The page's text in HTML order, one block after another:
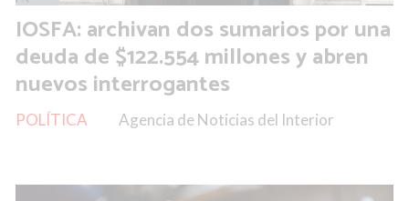
IOSFA: archivan dos sumarios por una
deuda de $122.554 millones y abren
nuevos interrogantes
Agencia de Noticias del Interior
POLÍTICA